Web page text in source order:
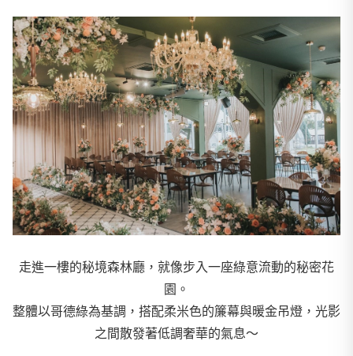
走進一樓的秘境森林廳，就像步入一座綠意流動的秘密花
園。
整體以哥德綠為基調，搭配柔米色的簾幕與暖金吊燈，光影
之間散發著低調奢華的氣息～